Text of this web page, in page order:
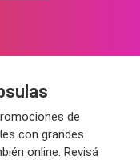
de
con grandes
online. Revisá